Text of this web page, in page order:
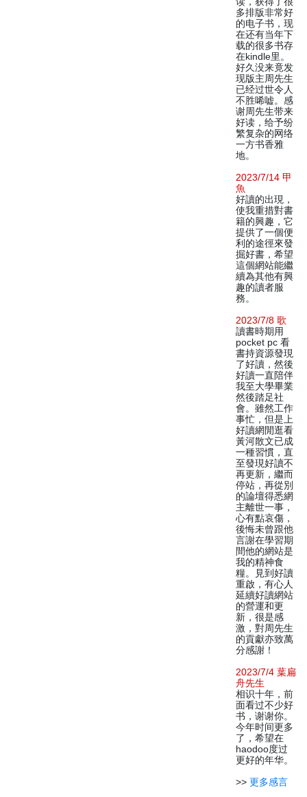
多排版非常好
的电子书，现
在还有当年下
载的很多书存
在kindle里。
好久没来竟发
现版主周先生
已经过世令人
不胜唏嘘。感
谢周先生带来
好读，给予纷
繁复杂的网络
一方书香雅
地。
2023/7/14 甲
魚
好讀的出現，
使我重措對書
籍的興趣，它
提供了一個便
利的途徑來發
掘好書，希望
這個網站能繼
續為其他有興
趣的讀者服
務。
2023/7/8 歌
讀書時期用
pocket pc 看
書持資源發現
了好讀，然後
好讀一直陪伴
我至大學畢業
然後踏足社
會。雖然工作
事忙，但是上
好讀網閒逛看
黃河散文已成
一種習慣，直
至發現好讀不
再更新，繼而
停站，再從別
的論壇得悉網
主離世一事，
心有點哀傷，
後悔未曾跟他
言謝在學習期
間他的網站是
我的精神食
糧。見到好讀
重啟，有心人
延續好讀網站
的營運和更
新，很是感
激，對周先生
的貢獻亦致萬
分感謝！
2023/7/4 葉扁
舟先生
相识十年，前
面看过不少好
书，谢谢你。
今年时间更多
了，希望在
haodoo度过
更好的年华。
>> 更多感言